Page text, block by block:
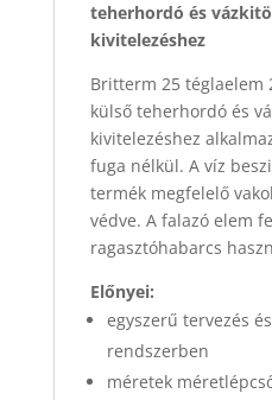
teherhordó és
kivitelezéshez
Britterm 25 téglaelem
külső teherhordó és
kivitelezéshez
fuga nélkül. A víz
termék megfelelő
védve. A falazó elem
ragasztóhabarcs
Előnyei:
egyszerű tervezés
rendszerben
méretek